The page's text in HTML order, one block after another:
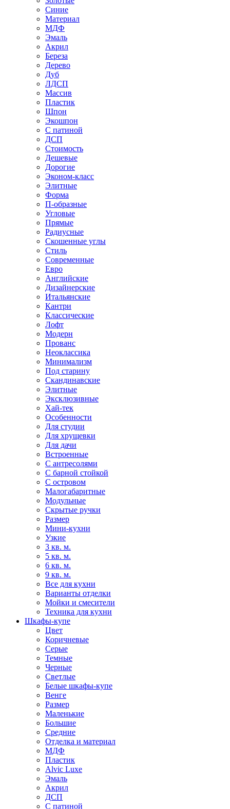
Синие
Материал
МДФ
Эмаль
Акрил
Береза
Дерево
Дуб
ЛДСП
Массив
Пластик
Шпон
Экошпон
С патиной
ДСП
Стоимость
Дешевые
Дорогие
Эконом-класс
Элитные
Форма
П-образные
Угловые
Прямые
Радиусные
Скошенные углы
Стиль
Современные
Евро
Английские
Дизайнерские
Итальянские
Кантри
Классические
Лофт
Модерн
Прованс
Неоклассика
Минимализм
Под старину
Скандинавские
Элитные
Эксклюзивные
Хай-тек
Особенности
Для студии
Для хрущевки
Для дачи
Встроенные
С антресолями
С барной стойкой
С островом
Малогабаритные
Модульные
Скрытые ручки
Размер
Мини-кухни
Узкие
3 кв. м.
5 кв. м.
6 кв. м.
9 кв. м.
Все для кухни
Варианты отделки
Мойки и смесители
Техника для кухни
Шкафы-купе
Цвет
Коричневые
Серые
Темные
Черные
Светлые
Белые шкафы-купе
Венге
Размер
Маленькие
Большие
Средние
Отделка и материал
МДФ
Пластик
Alvic Luxe
Эмаль
Акрил
ДСП
С патиной